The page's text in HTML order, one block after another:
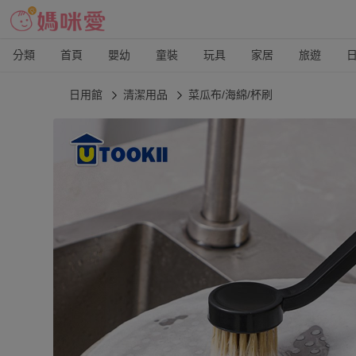
分類 首頁 嬰幼 童裝 玩具 家居 旅遊
日用館 清潔用品 菜瓜布/海綿/杯刷